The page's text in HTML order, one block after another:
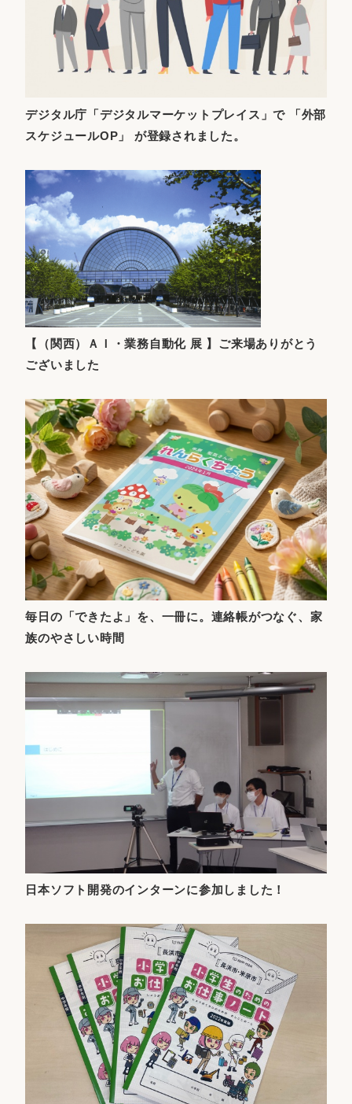
デジタル庁「デジタルマーケットプレイス」で 「外部
スケジュールOP」 が登録されました。
【（関西）ＡＩ・業務自動化 展 】ご来場ありがとう
ございました
毎日の「できたよ」を、一冊に。連絡帳がつなぐ、家
族のやさしい時間
日本ソフト開発のインターンに参加しました！